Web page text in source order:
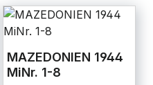
MAZEDONIEN 1944
MiNr. 1-8